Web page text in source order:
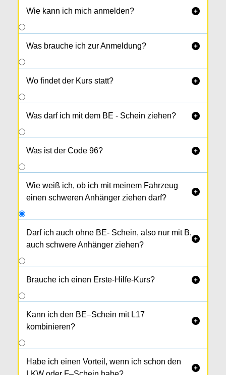
Wie kann ich mich anmelden? 
Was brauche ich zur Anmeldung? 
Wo findet der Kurs statt? 
Was darf ich mit dem BE - Schein ziehen? 
Was ist der Code 96? 
Wie weiß ich, ob ich mit meinem Fahrzeug
einen schweren Anhänger ziehen darf?

Darf ich auch ohne BE- Schein, also nur mit B,
auch schwere Anhänger ziehen?

Zur Erinnerung: Beim B - Schein dürfen schwere
Anhänger + Zugfahrzeug max. 3,5t hzl.
Brauche ich einen Erste-Hilfe-Kurs? 
Kann ich den BE–Schein mit L17
kombinieren?

Habe ich einen Vorteil, wenn ich schon den
